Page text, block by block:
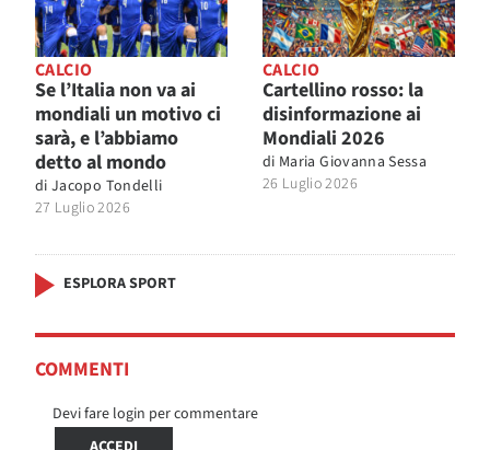
CALCIO
Se l’Italia non va ai
mondiali un motivo ci
sarà, e l’abbiamo
detto al mondo
di Jacopo Tondelli
27 Luglio 2026
CALCIO
Cartellino rosso: la
disinformazione ai
Mondiali 2026
di Maria Giovanna Sessa
26 Luglio 2026
ESPLORA SPORT
COMMENTI
Devi fare login per commentare